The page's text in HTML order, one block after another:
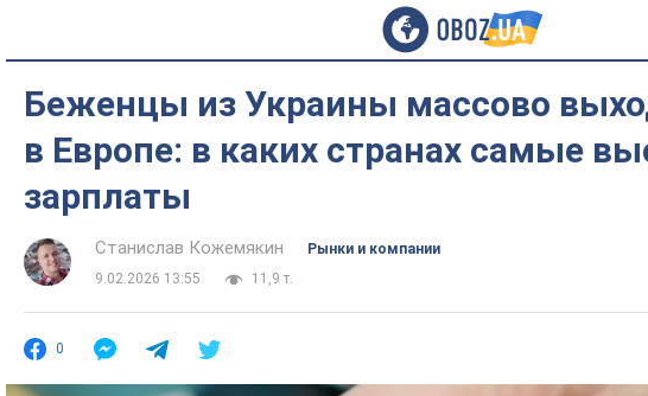
Беженцы из Украины массово
в Европе: в каких странах самые
зарплаты
Станислав Кожемякин
Рынки и компании
9.02.2026 13:55
11,9 т.
0